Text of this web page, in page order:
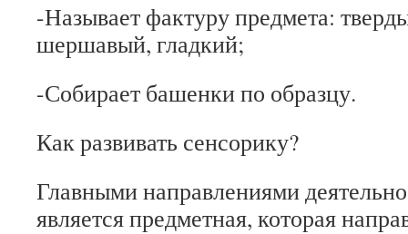
-Называет фактуру предмета:
шершавый, гладкий;
-Собирает башенки по образцу.
Как развивать сенсорику?
Главными направлениями
является предметная, которая